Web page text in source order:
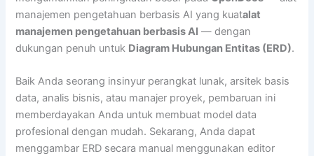
manajemen pengetahuan berbasis AI yang kuatalat
manajemen pengetahuan berbasis AI — dengan
dukungan penuh untuk Diagram Hubungan Entitas (ERD).
Baik Anda seorang insinyur perangkat lunak, arsitek basis
data, analis bisnis, atau manajer proyek, pembaruan ini
memberdayakan Anda untuk membuat model data
profesional dengan mudah. Sekarang, Anda dapat
menggambar ERD secara manual menggunakan editor